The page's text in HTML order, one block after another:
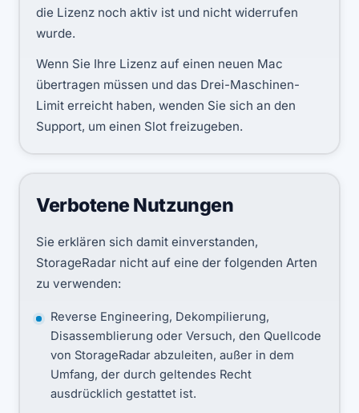
die Lizenz noch aktiv ist und nicht widerrufen
wurde.
Wenn Sie Ihre Lizenz auf einen neuen Mac
übertragen müssen und das Drei-Maschinen-
Limit erreicht haben, wenden Sie sich an den
Support, um einen Slot freizugeben.
Verbotene Nutzungen
Sie erklären sich damit einverstanden,
StorageRadar nicht auf eine der folgenden Arten
zu verwenden:
Reverse Engineering, Dekompilierung,
Disassemblierung oder Versuch, den Quellcode
von StorageRadar abzuleiten, außer in dem
Umfang, der durch geltendes Recht
ausdrücklich gestattet ist.